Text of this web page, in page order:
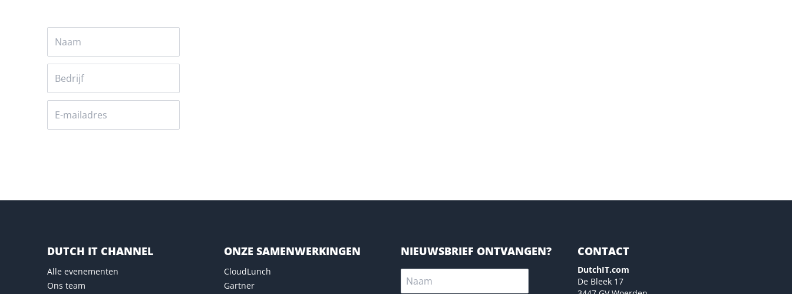
DUTCH IT CHANNEL
Alle evenementen
Ons team
ONZE SAMENWERKINGEN
CloudLunch
Gartner
NIEUWSBRIEF ONTVANGEN? CONTACT
DutchIT.com
De Bleek 17